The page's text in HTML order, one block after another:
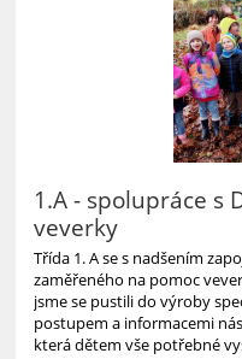
1.A - spolupráce s
veverky
Třída 1. A se s nadšením
zaměřeného na pomoc
jsme se pustili do výroby
postupem a informacemi
která dětem vše potřebné